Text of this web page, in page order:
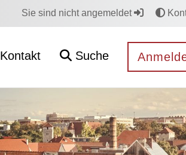
Sie sind nicht angemeldet
Kontakt Suche